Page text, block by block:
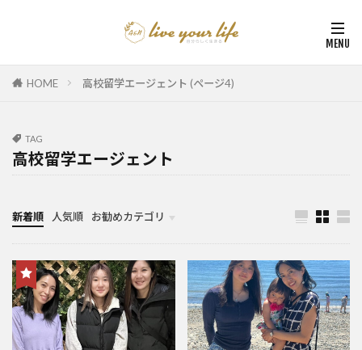
HOME 高校留学エージェント (ページ4)
TAG
高校留学エージェント
新着順 人気順 お勧めカテゴリ
カナダ中学・高校留学
カナダ親子留学・教育移住
体験談（カナダ高校留学・親子移住）
カナダ留学カウンセリング内容実例集